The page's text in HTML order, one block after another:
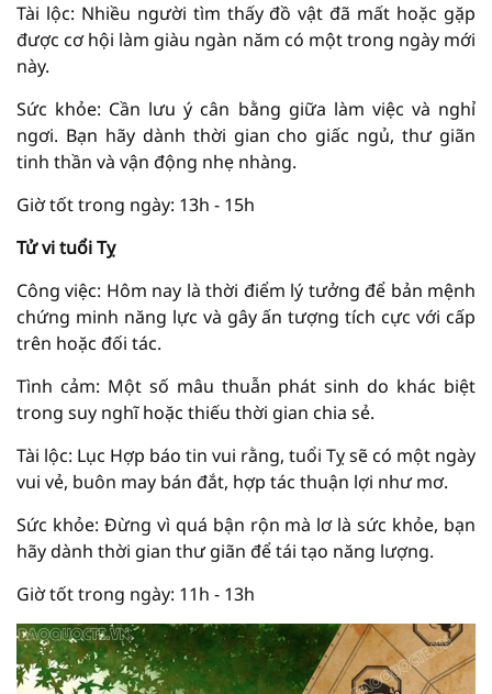
Tài lộc: Nhiều người tìm thấy đồ vật đã mất hoặc gặp
được cơ hội làm giàu ngàn năm có một trong ngày mới
này.
Sức khỏe: Cần lưu ý cân bằng giữa làm việc và nghỉ
ngơi. Bạn hãy dành thời gian cho giấc ngủ, thư giãn
tinh thần và vận động nhẹ nhàng.
Giờ tốt trong ngày: 13h - 15h
Tử vi tuổi Tỵ
Công việc: Hôm nay là thời điểm lý tưởng để bản mệnh
chứng minh năng lực và gây ấn tượng tích cực với cấp
trên hoặc đối tác.
Tình cảm: Một số mâu thuẫn phát sinh do khác biệt
trong suy nghĩ hoặc thiếu thời gian chia sẻ.
Tài lộc: Lục Hợp báo tin vui rằng, tuổi Tỵ sẽ có một ngày
vui vẻ, buôn may bán đắt, hợp tác thuận lợi như mơ.
Sức khỏe: Đừng vì quá bận rộn mà lơ là sức khỏe, bạn
hãy dành thời gian thư giãn để tái tạo năng lượng.
Giờ tốt trong ngày: 11h - 13h